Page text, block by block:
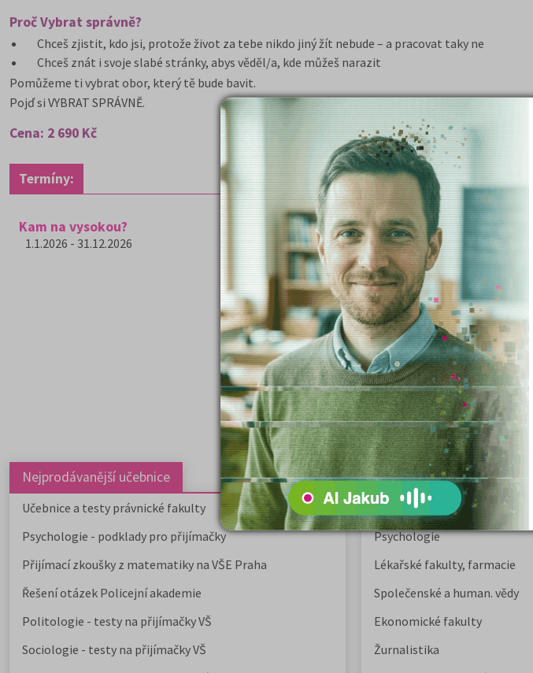
Proč Vybrat správně?
Chceš zjistit, kdo jsi, protože život za tebe nikdo jiný žít nebude – a pracovat taky ne
Chceš znát i svoje slabé stránky, abys věděl/a, kde můžeš narazit
Pomůžeme ti vybrat obor, který tě bude bavit.
Pojď si VYBRAT SPRÁVNĚ.
Cena: 2 690 Kč
Termíny:
Kam na vysokou?
1.1.2026 - 31.12.2026
Nejprodávanější učebnice
Učebnice a testy právnické fakulty
Psychologie - podklady pro přijímačky
Přijímací zkoušky z matematiky na VŠE Praha
Řešení otázek Policejní akademie
Politologie - testy na přijímačky VŠ
Sociologie - testy na přijímačky VŠ
Nejžádanější kurzy
Právnické fakulty
Psychologie
Lékařské fakulty, farmacie
Společenské a human. vědy
Ekonomické fakulty
Žurnalistika